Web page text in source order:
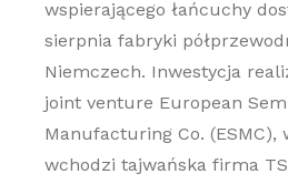
wspierającego łańcuchy
sierpnia fabryki
Niemczech. Inwestycja
joint venture European
Manufacturing Co. (ESMC),
wchodzi tajwańska firma